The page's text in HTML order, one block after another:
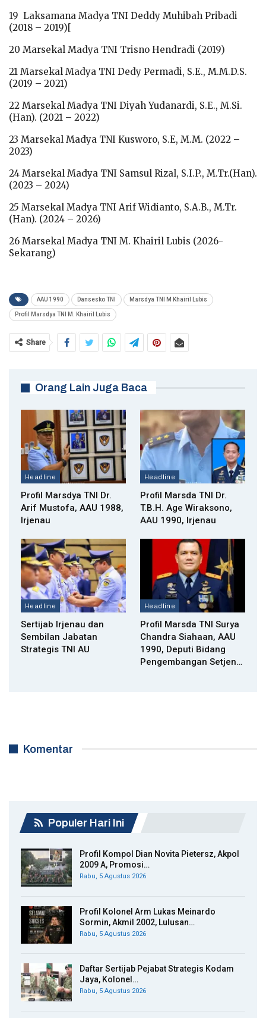
19 Laksamana Madya TNI Deddy Muhibah Pribadi
(2018 – 2019)[
20 Marsekal Madya TNI Trisno Hendradi (2019)
21 Marsekal Madya TNI Dedy Permadi, S.E., M.M.D.S.
(2019 – 2021)
22 Marsekal Madya TNI Diyah Yudanardi, S.E., M.Si.
(Han). (2021 – 2022)
23 Marsekal Madya TNI Kusworo, S.E, M.M. (2022 –
2023)
24 Marsekal Madya TNI Samsul Rizal, S.I.P., M.Tr.(Han).
(2023 – 2024)
25 Marsekal Madya TNI Arif Widianto, S.A.B., M.Tr.
(Han). (2024 – 2026)
26 Marsekal Madya TNI M. Khairil Lubis (2026-
Sekarang)
AAU 1990 Dansesko TNI Marsdya TNI M Khairil Lubis
Profil Marsdya TNI M. Khairil Lubis
Share
Orang Lain Juga Baca
Headline
Profil Marsdya TNI Dr.
Arif Mustofa, AAU 1988,
Irjenau
Headline
Profil Marsda TNI Dr.
T.B.H. Age Wiraksono,
AAU 1990, Irjenau
Headline
Sertijab Irjenau dan
Sembilan Jabatan
Strategis TNI AU
Headline
Profil Marsda TNI Surya
Chandra Siahaan, AAU
1990, Deputi Bidang
Pengembangan Setjen…
Komentar
Populer Hari Ini
Profil Kompol Dian Novita Pietersz, Akpol
2009 A, Promosi…
Rabu, 5 Agustus 2026
Profil Kolonel Arm Lukas Meinardo
Sormin, Akmil 2002, Lulusan…
Rabu, 5 Agustus 2026
Daftar Sertijab Pejabat Strategis Kodam
Jaya, Kolonel…
Rabu, 5 Agustus 2026